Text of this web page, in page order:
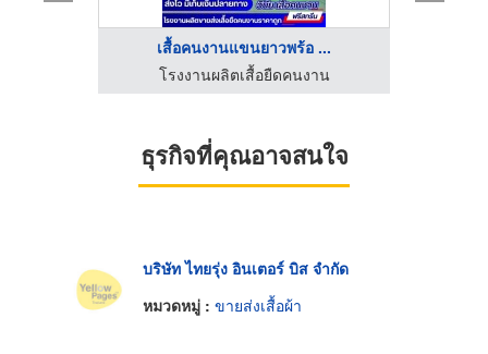
เสื้อคนงานแขนยาวพร้อ ...
โรงงานผลิตเสื้อยืดคนงาน
ธุรกิจที่คุณอาจสนใจ
บริษัท ไทยรุ่ง อินเตอร์ บิส จำกัด
หมวดหมู่ : ขายส่งเสื้อผ้า